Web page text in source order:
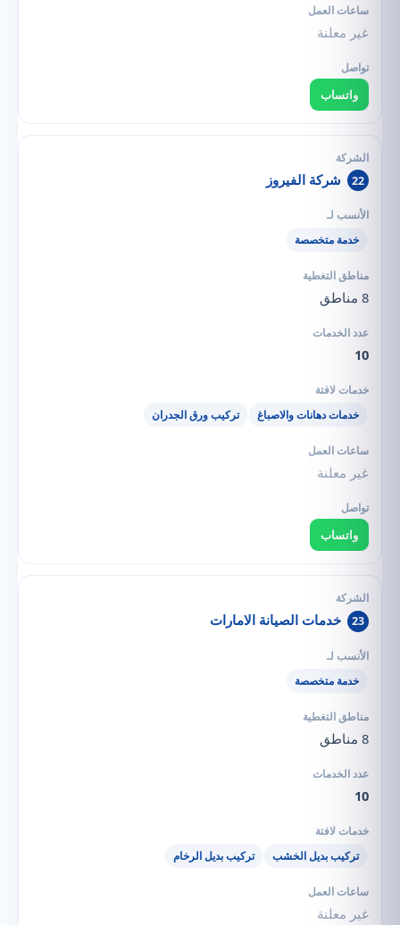
غير معلنة
واتساب
22 شركة الفيروز
خدمة متخصصة
8 مناطق
10
خدمات دهانات والاصباغ تركيب ورق الجدران
غير معلنة
واتساب
23 خدمات الصيانة الامارات
خدمة متخصصة
8 مناطق
10
تركيب بديل الخشب تركيب بديل الرخام
غير معلنة